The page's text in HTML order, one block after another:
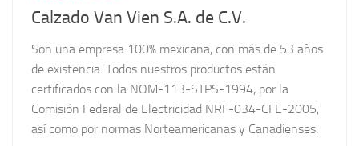
Calzado Van Vien S.A. de C.V.
Son una empresa 100% mexicana, con más de 53 años
de existencia. Todos nuestros productos están
certificados con la NOM-113-STPS-1994, por la
Comisión Federal de Electricidad NRF-034-CFE-2005,
así como por normas Norteamericanas y Canadienses.